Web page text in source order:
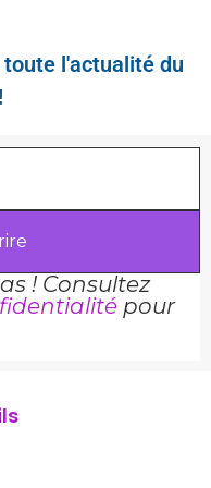
toute l'actualité du
! Consultez
pour